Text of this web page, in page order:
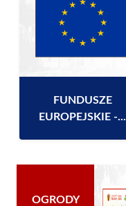
FUNDUSZE
EUROPEJSKIE -...
OGRODY